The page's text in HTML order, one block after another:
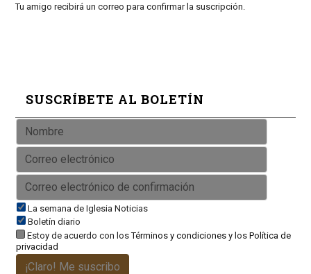
Tu amigo recibirá un correo para confirmar la suscripción.
SUSCRÍBETE AL BOLETÍN
La semana de Iglesia Noticias
Boletín diario
Estoy de acuerdo con losTérminos y condicionesy los Política de
privacidad
¡Claro! Me suscribo